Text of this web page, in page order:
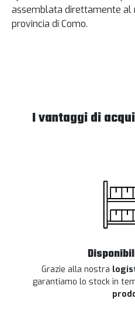
assemblata direttamente al
provincia di Como.
I vantaggi di
Grazie alla nostra
garantiamo lo stock in